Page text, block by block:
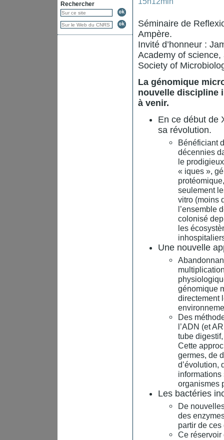
Rechercher
Séminaire de
Ampère.
Invité d’honneur :
Academy of science,
Society of
La génomique
nouvelle discipline
à venir.
En ce début de
sa révolution.
Bénéficiant
décennies
le
« iques »,
seulement
vitro (moins
l’ensemble
colonisé
les
Une nouvelle
génomique
directement
Des
l’ADN (et
tube
Cette
germes, de
d’évolution,
organismes
Les bactéries
De
des
partir de
Ce réservoir